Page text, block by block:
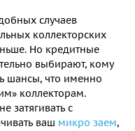
случаев
коллекторских
Но кредитные
выбирают, кому
шансы, что именно
коллекторам.
затягивать с
ваш микро заем,